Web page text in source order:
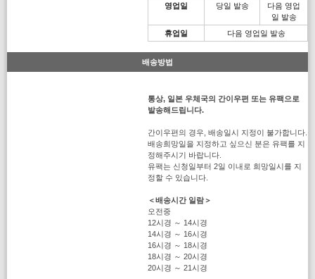
영업일
당일 발송
다음 영업
일 발송
휴업일
다음 영업일 발송
배송방법
통상, 일본 우체국의 간이우편 또는 유팩으로
발송해드립니다.
간이우편의 경우, 배송일시 지정이 불가합니다.
배송희망일을 지정하고 싶으신 분은 유팩를 지
정해주시기 바랍니다.
유팩는 신청일부터 2일 이내로 희망일시를 지
정할 수 있습니다.
＜배송시간 일람＞
오전중
12시경 ～ 14시경
14시경 ～ 16시경
16시경 ～ 18시경
18시경 ～ 20시경
20시경 ～ 21시경